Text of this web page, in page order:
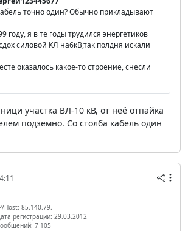
точно один? Обычно прикладывают
году, я в те годы трудился энергетиков
силовой КЛ на6кВ,так полдня искали
оказалось какое-то строение, снесли
участка ВЛ-10 кВ, от неё отпайка
подземно. Со столба кабель один
Host: 85.140.79.---
регистрации: 29.03.2012
7 105